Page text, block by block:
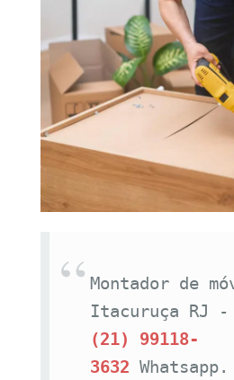
Montador de
Itacuruça RJ -
(21) 99118-
3632 Whatsapp.